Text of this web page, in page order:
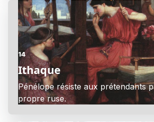
14
Ithaque
Pénélope résiste aux prétendants
propre ruse.